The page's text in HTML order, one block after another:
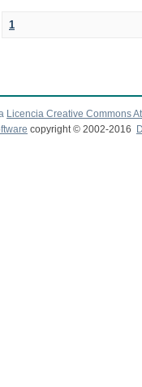
1
Licencia Creative Commons
copyright © 2002-2016